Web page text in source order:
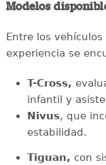
Modelos
Entre los
experiencia se
T-Cross,
infantil y
Nivus, que
estabilidad.
Tiguan, con